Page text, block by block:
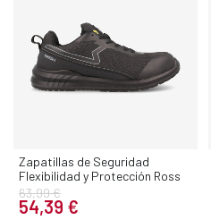
Zapatillas de Seguridad
Flexibilidad y Protección Ross
63,99 €
54,39 €